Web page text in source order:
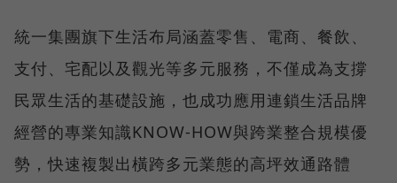
統一集團旗下生活布局涵蓋零售、電商、餐飲、
支付、宅配以及觀光等多元服務，不僅成為支撐
民眾生活的基礎設施，也成功應用連鎖生活品牌
經營的專業知識KNOW-HOW與跨業整合規模優
勢，快速複製出橫跨多元業態的高坪效通路體